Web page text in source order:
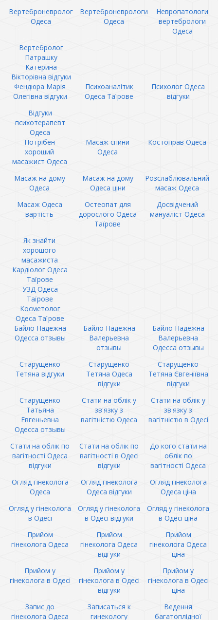
Вертеброневролог
Одеса
Вертеброневрологи
Одеса
Невропатологи
вертебрологи
Одеса
Вертебролог
Патрашку
Катерина
Вікторівна відгуки
Фендюра Марія
Олегівна відгуки
Психоаналітик
Одеса Таїрове
Психолог Одеса
відгуки
Відгуки
психотерапевт
Одеса
Потрібен
хороший
масажист Одеса
Масаж спини
Одеса
Костоправ Одеса
Масаж на дому
Одеса
Масаж на дому
Одеса ціни
Розслаблювальний
масаж Одеса
Масаж Одеса
вартість
Остеопат для
дорослого Одеса
Таїрове
Досвідчений
мануаліст Одеса
Як знайти
хорошого
масажиста
Кардіолог Одеса
Таїрове
УЗД Одеса
Таїрове
Косметолог
Одеса Таїрове
Байло Надежна
Одесса отзывы
Байло Надежна
Валерьевна
отзывы
Байло Надежна
Валерьевна
Одесса отзывы
Старущенко
Тетяна відгуки
Старущенко
Тетяна Одеса
відгуки
Старущенко
Тетяна Євгеніївна
відгуки
Старущенко
Татьяна
Евгеньевна
Одесса отзывы
Стати на облік у
зв'язку з
вагітністю Одеса
Стати на облік у
зв'язку з
вагітністю в Одесі
Стати на облік по
вагітності Одеса
відгуки
Стати на облік по
вагітності в Одесі
відгуки
До кого стати на
облік по
вагітності Одеса
Огляд гінеколога
Одеса
Огляд гінеколога
Одеса відгуки
Огляд гінеколога
Одеса ціна
Огляд у гінеколога
в Одесі
Огляд у гінеколога
в Одесі відгуки
Огляд у гінеколога
в Одесі ціна
Прийом
гінеколога Одеса
Прийом
гінеколога Одеса
відгуки
Прийом
гінеколога Одеса
ціна
Прийом у
гінеколога в Одесі
Прийом у
гінеколога в Одесі
відгуки
Прийом у
гінеколога в Одесі
ціна
Запис до
гінеколога Одеса
Записаться к
гинекологу
Ведення
багатоплідної